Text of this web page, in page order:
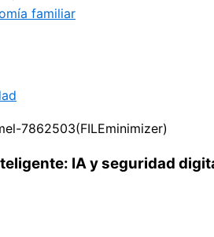
familiar
IA y seguridad